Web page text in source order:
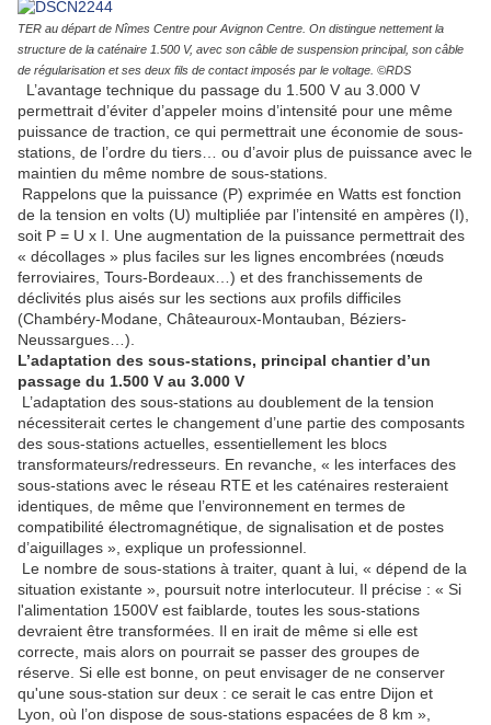
TER au départ de Nîmes Centre pour Avignon Centre. On distingue nettement la
structure de la caténaire 1.500 V, avec son câble de suspension principal, son câble
de régularisation et ses deux fils de contact imposés par le voltage. ©RDS
L’avantage technique du passage du 1.500 V au 3.000 V
permettrait d’éviter d’appeler moins d’intensité pour une même
puissance de traction, ce qui permettrait une économie de sous-
stations, de l’ordre du tiers… ou d’avoir plus de puissance avec le
maintien du même nombre de sous-stations.
Rappelons que la puissance (P) exprimée en Watts est fonction
de la tension en volts (U) multipliée par l’intensité en ampères (I),
soit P = U x I. Une augmentation de la puissance permettrait des
« décollages » plus faciles sur les lignes encombrées (nœuds
ferroviaires, Tours-Bordeaux…) et des franchissements de
déclivités plus aisés sur les sections aux profils difficiles
(Chambéry-Modane, Châteauroux-Montauban, Béziers-
Neussargues…).
L’adaptation des sous-stations, principal chantier d’un
passage du 1.500 V au 3.000 V
L’adaptation des sous-stations au doublement de la tension
nécessiterait certes le changement d’une partie des composants
des sous-stations actuelles, essentiellement les blocs
transformateurs/redresseurs. En revanche, « les interfaces des
sous-stations avec le réseau RTE et les caténaires resteraient
identiques, de même que l’environnement en termes de
compatibilité électromagnétique, de signalisation et de postes
d’aiguillages », explique un professionnel.
Le nombre de sous-stations à traiter, quant à lui, « dépend de la
situation existante », poursuit notre interlocuteur. Il précise : « Si
l'alimentation 1500V est faiblarde, toutes les sous-stations
devraient être transformées. Il en irait de même si elle est
correcte, mais alors on pourrait se passer des groupes de
réserve. Si elle est bonne, on peut envisager de ne conserver
qu'une sous-station sur deux : ce serait le cas entre Dijon et
Lyon, où l’on dispose de sous-stations espacées de 8 km »,